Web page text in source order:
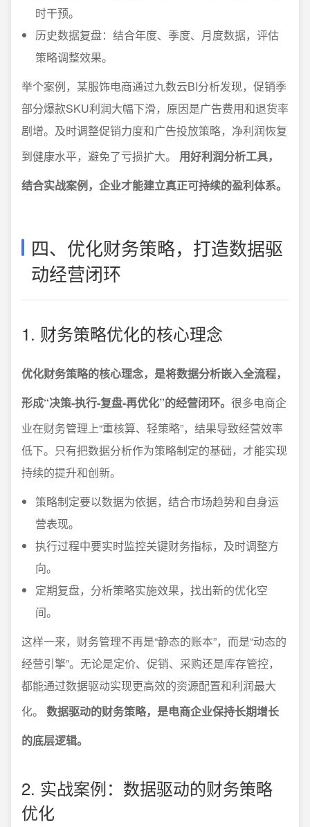
时干预。
历史数据复盘：结合年度、季度、月度数据，评估
策略调整效果。
举个案例，某服饰电商通过九数云BI分析发现，促销季
部分爆款SKU利润大幅下滑，原因是广告费用和退货率
剧增。及时调整促销力度和广告投放策略，净利润恢复
到健康水平，避免了亏损扩大。 用好利润分析工具，
结合实战案例，企业才能建立真正可持续的盈利体系。
四、优化财务策略，打造数据驱
动经营闭环
1. 财务策略优化的核心理念
优化财务策略的核心理念，是将数据分析嵌入全流程，
形成“决策-执行-复盘-再优化”的经营闭环。 很多电商企
业在财务管理上“重核算、轻策略”，结果导致经营效率
低下。只有把数据分析作为策略制定的基础，才能实现
持续的提升和创新。
策略制定要以数据为依据，结合市场趋势和自身运
营表现。
执行过程中要实时监控关键财务指标，及时调整方
向。
定期复盘，分析策略实施效果，找出新的优化空
间。
这样一来，财务管理不再是“静态的账本”，而是“动态的
经营引擎”。无论是定价、促销、采购还是库存管控，
都能通过数据驱动实现更高效的资源配置和利润最大
化。 数据驱动的财务策略，是电商企业保持长期增长
的底层逻辑。
2. 实战案例：数据驱动的财务策略
优化